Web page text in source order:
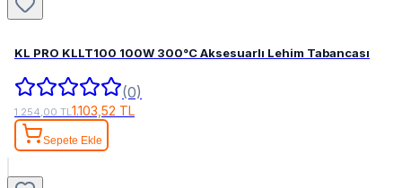
KL PRO KLLT100 100W 300°C Aksesuarlı Lehim Tabancası
(0)
1.254,00 TL 1.103,52 TL
Sepete Ekle